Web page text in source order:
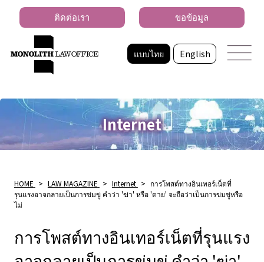
แบบไทย English
ติดต่อเรา ขอข้อมูล
Internet
HOME > LAW MAGAZINE > Internet > การโพสต์ทางอินเทอร์เน็ตที่
รุนแรงอาจกลายเป็นการข่มขู่ คำว่า 'ฆ่า' หรือ 'ตาย' จะถือว่าเป็นการข่มขู่หรือ
ไม่
การโพสต์ทางอินเทอร์เน็ตที่รุนแรง